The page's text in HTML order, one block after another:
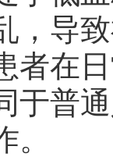
，导
者在
于普